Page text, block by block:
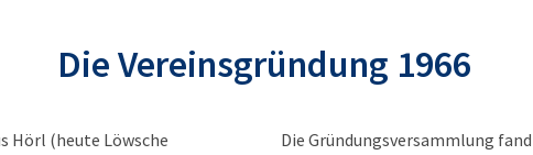
Die Vereinsgründung 1966
Hörl (heute Löwsche
Die Gründungsversammlung